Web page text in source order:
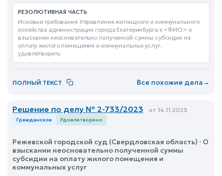
РЕЗОЛЮТИВНАЯ ЧАСТЬ
Исковые требования Управления жилищного и коммунального
хозяйства администрации города Екатеринбурга к <ФИО> о
взыскании неосновательно полученной суммы субсидии на
оплату жилого помещения и коммунальных услуг,
удовлетворить
ПОЛНЫЙ ТЕКСТ Все похожие дела→
Решение по делу № 2-733/2023 от 14.11.2023
Гражданское Удовлетворено
Режевской городской суд (Свердловская область) · О
взыскании неосновательно полученной суммы
субсидии на оплату жилого помещения и
коммунальных услуг